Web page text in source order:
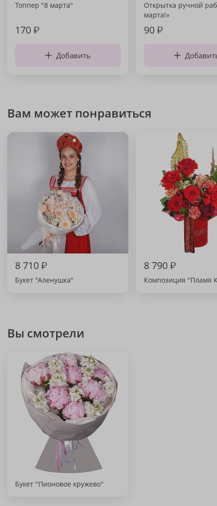
Топпер "8 марта"
170₽
Добавить
Открытка ручной
марта!»
90₽
Вам может понравиться
8 710₽
Букет "Аленушка"
8 790₽
Композиция "Пламя
Вы смотрели
Букет "Пионовое кружево"